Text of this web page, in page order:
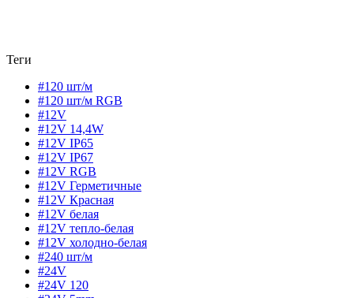
Теги
#120 шт/м
#120 шт/м RGB
#12V
#12V 14,4W
#12V IP65
#12V IP67
#12V RGB
#12V Герметичные
#12V Красная
#12V белая
#12V тепло-белая
#12V холодно-белая
#240 шт/м
#24V
#24V 120